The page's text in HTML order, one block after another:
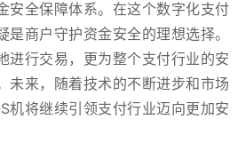
安全保障体系。在这个数字化支付
是商户守护资金安全的理想选择。
进行交易，更为整个支付行业的安
未来，随着技术的不断进步和市场
机将继续引领支付行业迈向更加安